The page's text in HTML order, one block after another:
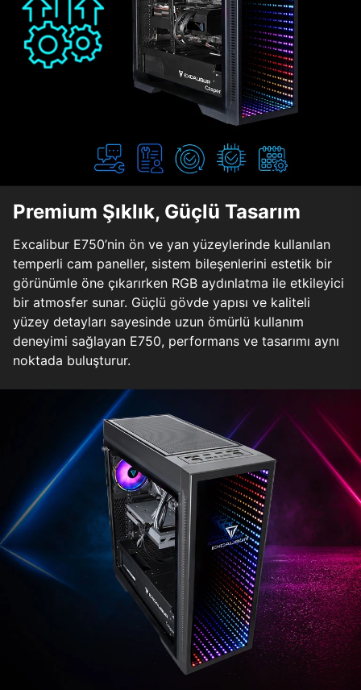
Premium Şıklık, Güçlü Tasarım
Excalibur E750’nin ön ve yan yüzeylerinde kullanılan
temperli cam paneller, sistem bileşenlerini estetik bir
görünümle öne çıkarırken RGB aydınlatma ile etkileyici
bir atmosfer sunar. Güçlü gövde yapısı ve kaliteli
yüzey detayları sayesinde uzun ömürlü kullanım
deneyimi sağlayan E750, performans ve tasarımı aynı
noktada buluşturur.